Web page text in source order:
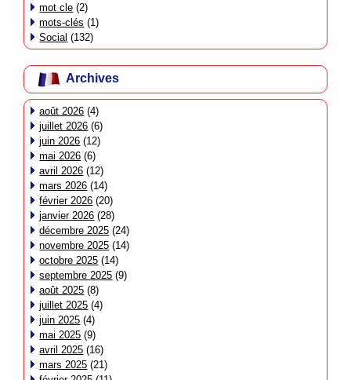
mot cle (2)
mots-clés (1)
Social (132)
Archives
août 2026 (4)
juillet 2026 (6)
juin 2026 (12)
mai 2026 (6)
avril 2026 (12)
mars 2026 (14)
février 2026 (20)
janvier 2026 (28)
décembre 2025 (24)
novembre 2025 (14)
octobre 2025 (14)
septembre 2025 (9)
août 2025 (8)
juillet 2025 (4)
juin 2025 (4)
mai 2025 (9)
avril 2025 (16)
mars 2025 (21)